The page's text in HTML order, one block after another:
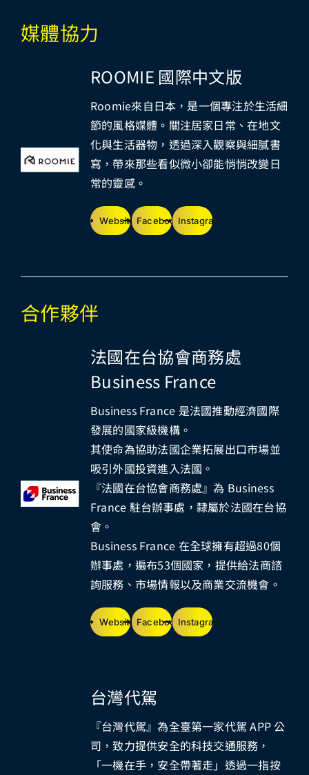
媒體協力
ROOMIE 國際中文版
Roomie來自日本，是一個專注於生活細
節的風格媒體。關注居家日常、在地文
化與生活器物，透過深入觀察與細膩書
寫，帶來那些看似微小卻能悄悄改變日
常的靈感。
Website FacebookInstagram
合作夥伴
法國在台協會商務處
Business France
Business France 是法國推動經濟國際
發展的國家級機構。
其使命為協助法國企業拓展出口市場並
吸引外國投資進入法國。
『法國在台協會商務處』為 Business
France 駐台辦事處，隸屬於法國在台協
會。
Business France 在全球擁有超過80個
辦事處，遍布53個國家，提供給法商諮
詢服務、市場情報以及商業交流機會。
Website FacebookInstagram
台灣代駕
『台灣代駕』為全臺第一家代駕 APP 公
司，致力提供安全的科技交通服務，
「一機在手，安全帶著走」透過一指按